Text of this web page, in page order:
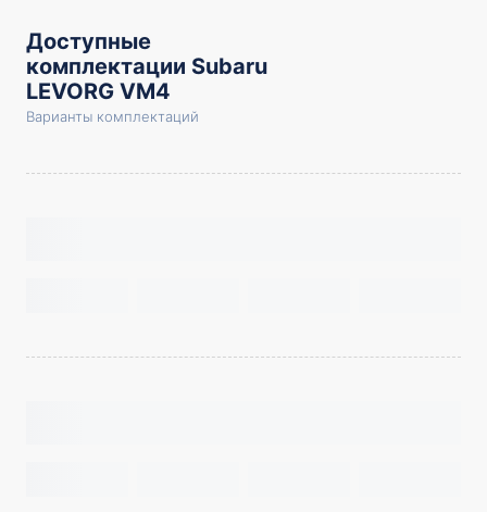
Доступные
комплектации Subaru
LEVORG VM4
Варианты комплектаций